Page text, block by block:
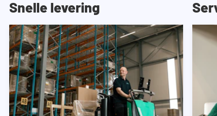
Snelle levering